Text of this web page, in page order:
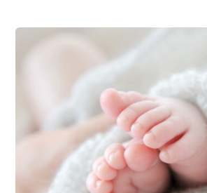
Dove siamo
Contatti
Policy aziendale e codice di condotta
EN